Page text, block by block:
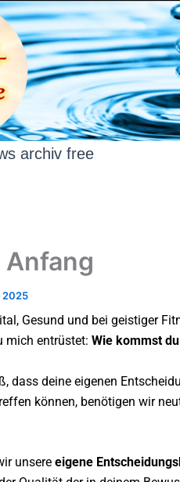
archiv free
Anfang
2025
Gesund und bei geistiger
mich entrüstet: Wie kommst
dass deine eigenen
können, benötigen wir
unsere eigene